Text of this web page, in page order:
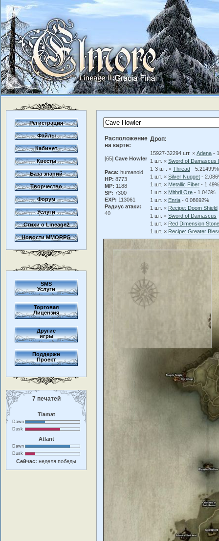
Регистрация
Файлы
Кабинет
Квесты
База знаний
Творчество
Форум
Услуги
Стихи о Lineage2
Новости MMORPG
SMS
Услуги
Торговая
Лицензия
Другие
игры
Поддержи
Проект
7 печатей
Tiamat
Dawn
Dusk
Atlant
Dawn
Dusk
Сейчас: неделя победы
Расположение
на карте:
[65] Cave Howler
Раса: humanoid
HP: 8773
MP: 1188
SP: 7300
EXP: 113061
Радиус атаки:
40
Дроп:
15927-32294 шт. × Adena -
1 шт. × Sword of Damascus
1-3 шт. × Thread - 5.21499%
1 шт. × Silver Nugget -
1 шт. × Metallic Fiber - 1.49%
1 шт. × Mithril Ore - 1.043%
1 шт. × Enria - 0.08692%
1 шт. × Recipe: Doom Shield
1 шт. × Sword of Damascus
1 шт. × Red Dimension Stone
1 шт. × Recipe: Greater